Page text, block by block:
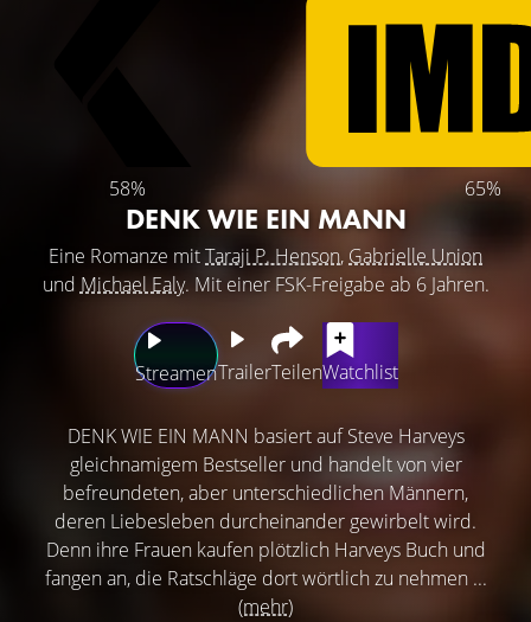
58% 65%
DENK WIE EIN MANN
Eine Romanze mitTaraji P. Henson, Gabrielle Union
und Michael Ealy. Mit einer FSK-Freigabe ab 6 Jahren.
StreamenTrailerTeilenWatchlist
DENK WIE EIN MANN basiert auf Steve Harveys
gleichnamigem Bestseller und handelt von vier
befreundeten, aber unterschiedlichen Männern,
deren Liebesleben durcheinander gewirbelt wird.
Denn ihre Frauen kaufen plötzlich Harveys Buch und
fangen an, die Ratschläge dort wörtlich zu nehmen ...
(mehr)